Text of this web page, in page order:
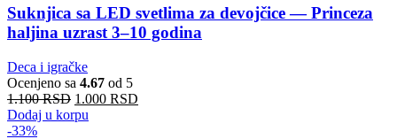
Suknjica sa LED svetlima za devojčice — Princeza
haljina uzrast 3–10 godina
Deca i igračke
Ocenjeno sa 4.67 od 5
1.100RSD 1.000 RSD
Dodaj u korpu
-33%